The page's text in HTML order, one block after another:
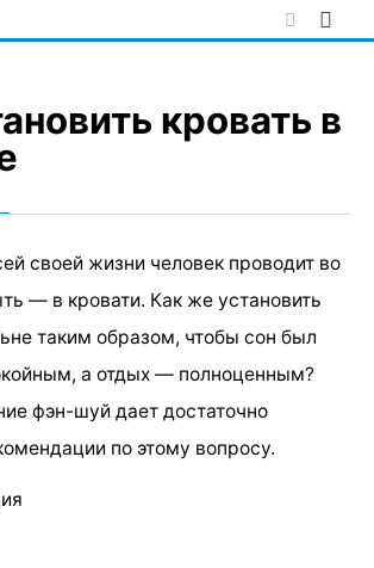
кровать в
своей жизни человек проводит во
— в кровати. Как же установить
таким образом, чтобы сон был
а отдых — полноценным?
фэн-шуй дает достаточно
по этому вопросу.